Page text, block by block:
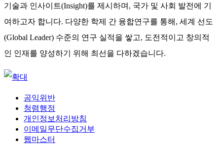
기술과 인사이트(Insight)를 제시하며, 국가 및 사회 발전에 기
여하고자 합니다. 다양한 학제 간 융합연구를 통해, 세계 선도
(Global Leader) 수준의 연구 실적을 쌓고, 도전적이고 창의적
인 인재를 양성하기 위해 최선을 다하겠습니다.
공익위반
청렴행정
개인정보처리방침
이메일무단수집거부
웹마스터